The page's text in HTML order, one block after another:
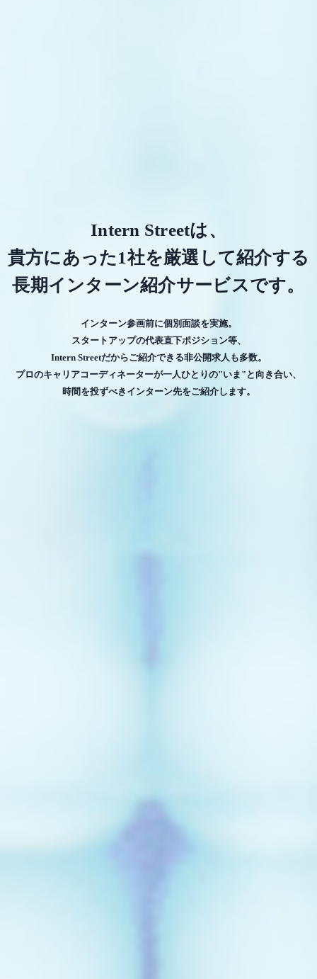
Intern Streetは、
貴方にあった1社を厳選して紹介する
長期インターン紹介サービスです。
インターン参画前に個別面談を実施。
スタートアップの代表直下ポジション等、
Intern Streetだからご紹介できる非公開求人も多数。
プロのキャリアコーディネーターが一人ひとりの"いま"と向き合い、
時間を投ずべきインターン先をご紹介します。